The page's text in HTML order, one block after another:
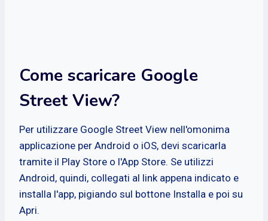
Come scaricare Google
Street View?
Per utilizzare Google Street View nell'omonima
applicazione per Android o iOS, devi scaricarla
tramite il Play Store o l'App Store. Se utilizzi
Android, quindi, collegati al link appena indicato e
installa l'app, pigiando sul bottone Installa e poi su
Apri.